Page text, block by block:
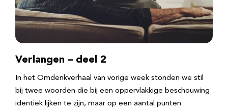
Verlangen – deel 2
In het Omdenkverhaal van vorige week stonden we stil
bij twee woorden die bij een oppervlakkige beschouwing
identiek lijken te zijn, maar op een aantal punten